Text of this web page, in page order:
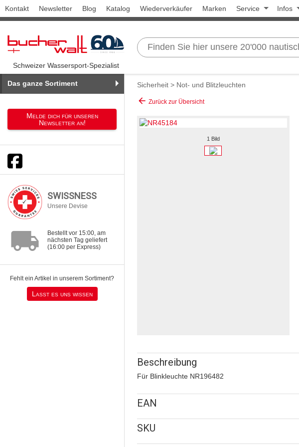
Kontakt Newsletter Blog Katalog Wiederverkäufer Marken Service Infos
Schweizer Wassersport-Spezialist
Das ganze Sortiment
Melde dich für unseren
Newsletter an!
SWISSNESS
Unsere Devise
local_shipping
Bestellt vor 15:00, am
nächsten Tag geliefert
(16:00 per Express)
Fehlt ein Artikel in unserem Sortiment?
Lasst es uns wissen
Sicherheit > Not- und Blitzleuchten
arrow_back Zurück zur Übersicht
1 Bild
Beschreibung
Für Blinkleuchte NR196482
EAN
SKU